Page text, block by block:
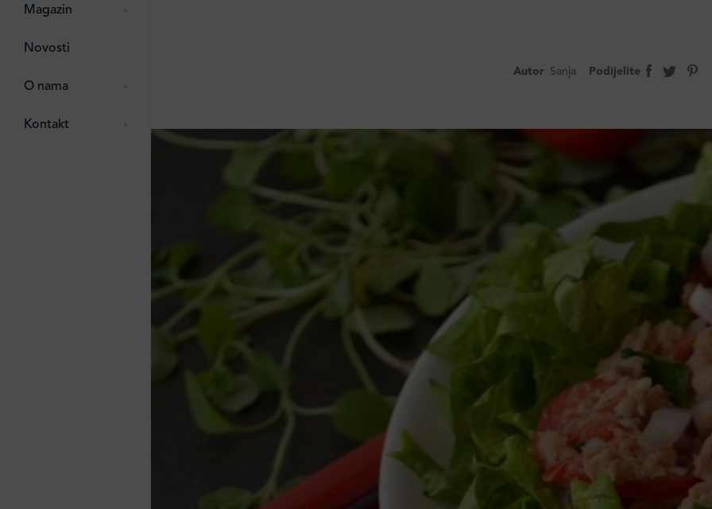
Magazin
Novosti
O nama
ostalo
Kontakt
Autor Sanja Podijelite